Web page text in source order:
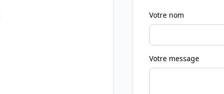
Votre nom
Votre message